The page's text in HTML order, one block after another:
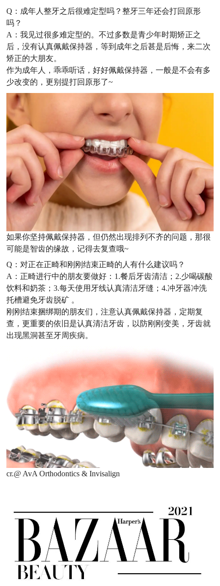
Q： 成年人整牙之后很难定型吗？整牙三年还会打回原形
吗？
A：我见过很多难定型的。不过多数是青少年时期矫正之
后，没有认真佩戴保持器，等到成年之后甚是后悔，来二次
矫正的大朋友。
作为成年人，乖乖听话，好好佩戴保持器，一般是不会有多
少改变的，更别提打回原形了~
如果你坚持佩戴保持器，但仍然出现排列不齐的问题，那很
可能是智齿的缘故，记得去复查哦~
Q： 对正在正畸和刚刚结束正畸的人有什么建议吗？
A：正畸进行中的朋友要做好：1.餐后牙齿清洁；2.少喝碳酸
饮料和奶茶；3.每天使用牙线认真清洁牙缝；4.冲牙器冲洗
托槽避免牙齿脱矿 。
刚刚结束捆绑期的朋友们，注意认真佩戴保持器，定期复
查，更重要的依旧是认真清洁牙齿，以防刚刚变美，牙齿就
出现黑洞甚至牙周疾病。
cr.@ AvA Orthodontics & Invisalign